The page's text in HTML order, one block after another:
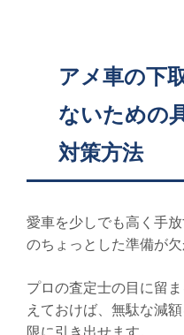
アメ車の下
ないための
対策方法
愛車を少しでも高く手
のちょっとした準備が欠
プロの査定士の目に留
えておけば、無駄な減
限に引き出せます。